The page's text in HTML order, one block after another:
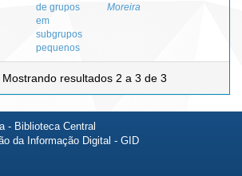
de grupos
em
subgrupos
pequenos
Moreira
Mostrando resultados 2 a 3 de 3
- Biblioteca Central
da Informação Digital - GID